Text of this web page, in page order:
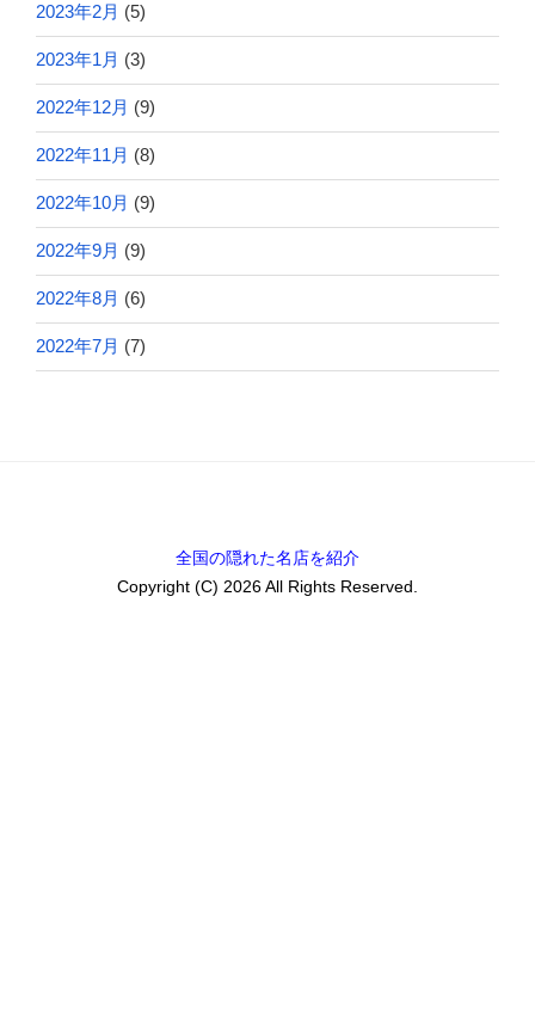
2023年2月 (5)
2023年1月 (3)
2022年12月 (9)
2022年11月 (8)
2022年10月 (9)
2022年9月 (9)
2022年8月 (6)
2022年7月 (7)
全国の隠れた名店を紹介
Copyright (C) 2026 All Rights Reserved.